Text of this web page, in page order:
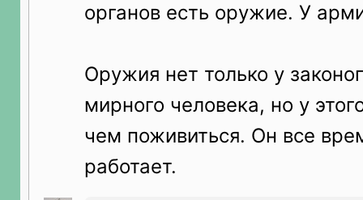
органов есть оружие. У
Оружия нет только у
мирного человека, но у
чем поживиться. Он все
работает.